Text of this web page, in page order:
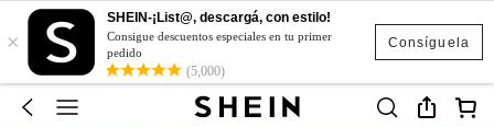
Consíguela
×
SHEIN-¡List@, descargá, con estilo!
Consigue descuentos especiales en tu primer
pedido
(5,000)